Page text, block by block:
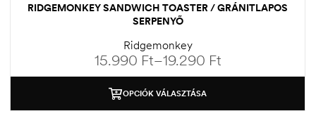
RIDGEMONKEY SANDWICH TOASTER / GRÁNITLAPOS
SERPENYŐ
Ridgemonkey
15.990 Ft–19.290 Ft
OPCIÓK VÁLASZTÁSA